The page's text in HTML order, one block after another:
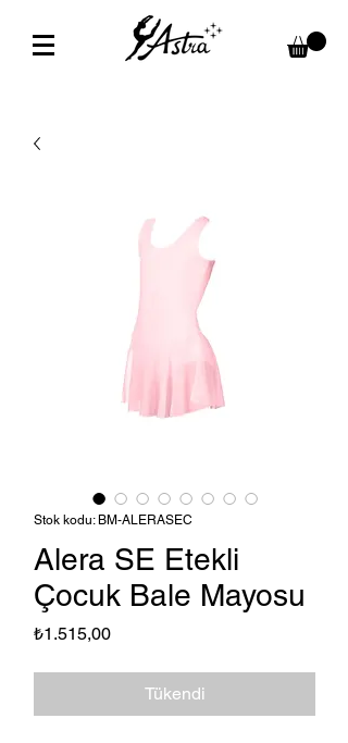
Stok kodu: BM-ALERASEC
Alera SE Etekli
Çocuk Bale Mayosu
₺1.515,00Fiyat
Tükendi